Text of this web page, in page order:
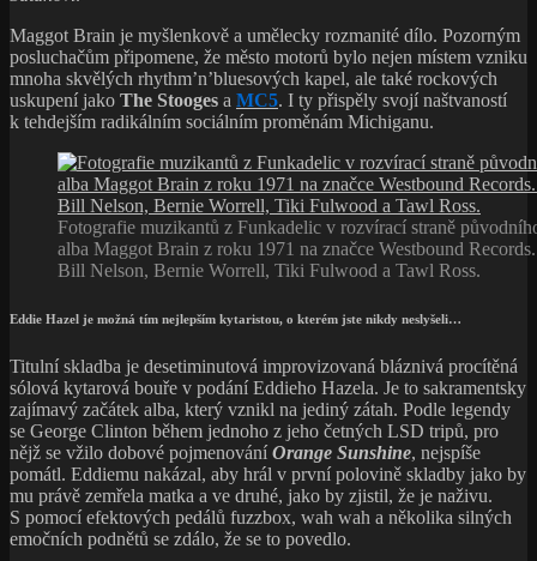
Maggot Brain je myšlenkově a umělecky rozmanité dílo. Pozorným
posluchačům připomene, že město motorů bylo nejen místem vzniku
mnoha skvělých rhythm’n’bluesových kapel, ale také rockových
uskupení jako The Stooges a MC5. I ty přispěly svojí naštvaností
k tehdejším radikálním sociálním proměnám Michiganu.
Fotografie muzikantů z Funkadelic v rozvírací straně
alba Maggot Brain z roku 1971 na značce Westbound
Bill Nelson, Bernie Worrell, Tiki Fulwood a Tawl Ross.
Eddie Hazel je možná tím nejlepším kytaristou, o kterém jste nikdy neslyšeli…
Titulní skladba je desetiminutová improvizovaná bláznivá procítěná
sólová kytarová bouře v podání Eddieho Hazela. Je to sakramentsky
zajímavý začátek alba, který vznikl na jediný zátah. Podle legendy
se George Clinton během jednoho z jeho četných LSD tripů, pro
nějž se vžilo dobové pojmenování Orange Sunshine, nejspíše
pomátl. Eddiemu nakázal, aby hrál v první polovině skladby jako by
mu právě zemřela matka a ve druhé, jako by zjistil, že je naživu.
S pomocí efektových pedálů fuzzbox, wah wah a několika silných
emočních podnětů se zdálo, že se to povedlo.